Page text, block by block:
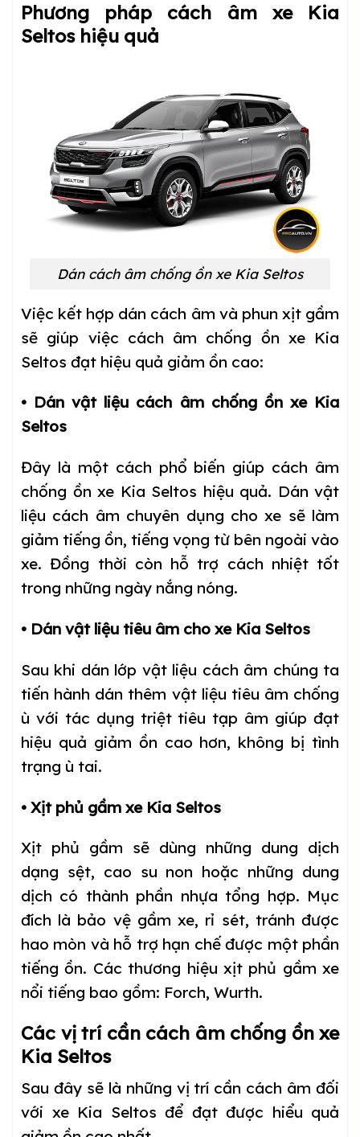
Phương pháp cách âm xe Kia
Seltos hiệu quả
Dán cách âm chống ồn xe Kia Seltos
Việc kết hợp dán cách âm và phun xịt gầm
sẽ giúp việc cách âm chống ồn xe Kia
Seltos đạt hiệu quả giảm ồn cao:
• Dán vật liệu cách âm chống ồn xe Kia
Seltos
Đây là một cách phổ biến giúp cách âm
chống ồn xe Kia Seltos hiệu quả. Dán vật
liệu cách âm chuyên dụng cho xe sẽ làm
giảm tiếng ồn, tiếng vọng từ bên ngoài vào
xe. Đồng thời còn hỗ trợ cách nhiệt tốt
trong những ngày nắng nóng.
• Dán vật liệu tiêu âm cho xe Kia Seltos
Sau khi dán lớp vật liệu cách âm chúng ta
tiến hành dán thêm vật liệu tiêu âm chống
ù với tác dụng triệt tiêu tạp âm giúp đạt
hiệu quả giảm ồn cao hơn, không bị tình
trạng ù tai.
• Xịt phủ gầm xe Kia Seltos
Xịt phủ gầm sẽ dùng những dung dịch
dạng sệt, cao su non hoặc những dung
dịch có thành phần nhựa tổng hợp. Mục
đích là bảo vệ gầm xe, rỉ sét, tránh được
hao mòn và hỗ trợ hạn chế được một phần
tiếng ồn. Các thương hiệu xịt phủ gầm xe
nổi tiếng bao gồm: Forch, Wurth.
Các vị trí cần cách âm chống ồn xe
Kia Seltos
Sau đây sẽ là những vị trí cần cách âm đối
với xe Kia Seltos để đạt được hiểu quả